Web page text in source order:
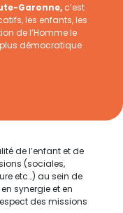
Garonne, c’est
les enfants, les
de l’Homme le
démocratique
de l’enfant et de
(sociales,
etc…) au sein de
synergie et en
des missions